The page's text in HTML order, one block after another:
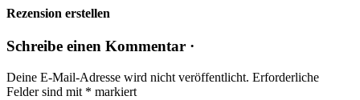
Rezension erstellen
Schreibe einen Kommentar ·
Deine E-Mail-Adresse wird nicht veröffentlicht. Erforderliche
Felder sind mit * markiert